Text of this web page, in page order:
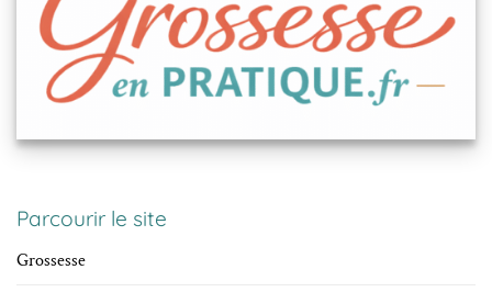
Parcourir le site
Grossesse